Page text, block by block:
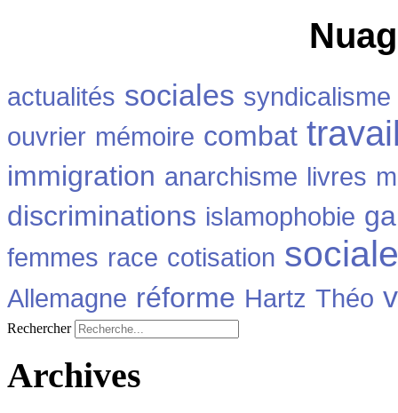
actualités sociales syndicalisme
ouvrier mémoire combat
immigration anarchisme livres
discriminations islamophobie
femmes race cotisation sociale
Allemagne réforme Hartz Théo
Rechercher
Archives